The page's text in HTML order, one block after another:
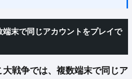
端末で同じアカウントをプレイで
戦争では、複数端末で同じア